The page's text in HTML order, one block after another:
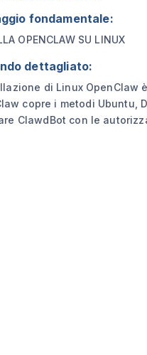
fondamentale:
OPENCLAW SU LINUX
dettagliato:
di Linux OpenClaw
copre i metodi Ubuntu,
ClawdBot con le